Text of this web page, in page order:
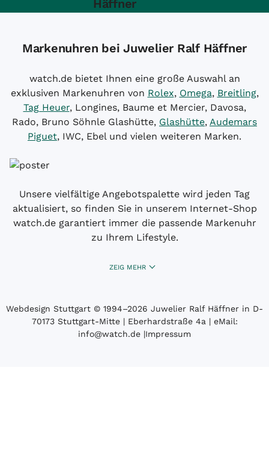
Häffner
Markenuhren bei Juwelier Ralf Häffner
watch.de bietet Ihnen eine große Auswahl an
exklusiven Markenuhren von Rolex, Omega, Breitling,
Tag Heuer, Longines, Baume et Mercier, Davosa,
Rado, Bruno Söhnle Glashütte, Glashütte, Audemars
Piguet, IWC, Ebel und vielen weiteren Marken.
Unsere vielfältige Angebotspalette wird jeden Tag
aktualisiert, so finden Sie in unserem Internet-Shop
watch.de garantiert immer die passende Markenuhr
zu Ihrem Lifestyle.
ZEIG MEHR
Webdesign Stuttgart © 1994­–2026 Juwelier Ralf Häffner in D-
70173 Stuttgart-Mitte | Eberhardstraße 4a | eMail:
info@watch.de |Impressum